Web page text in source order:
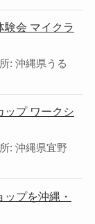
験会 マイクラ
: 沖縄県うる
ップ ワークシ
: 沖縄県宜野
プを沖縄・